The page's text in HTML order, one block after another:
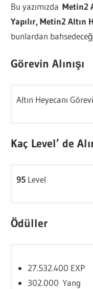
Bu yazımızdaMetin2
Yapılır, Metin2 Altın
bunlardan
Görevin Alınışı
Altın Heyecanı Görevi
Kaç Level’ de
95 Level
Ödüller
27.532.400 EXP
302.000 Yang